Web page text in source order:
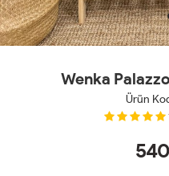
Wenka
Ürün